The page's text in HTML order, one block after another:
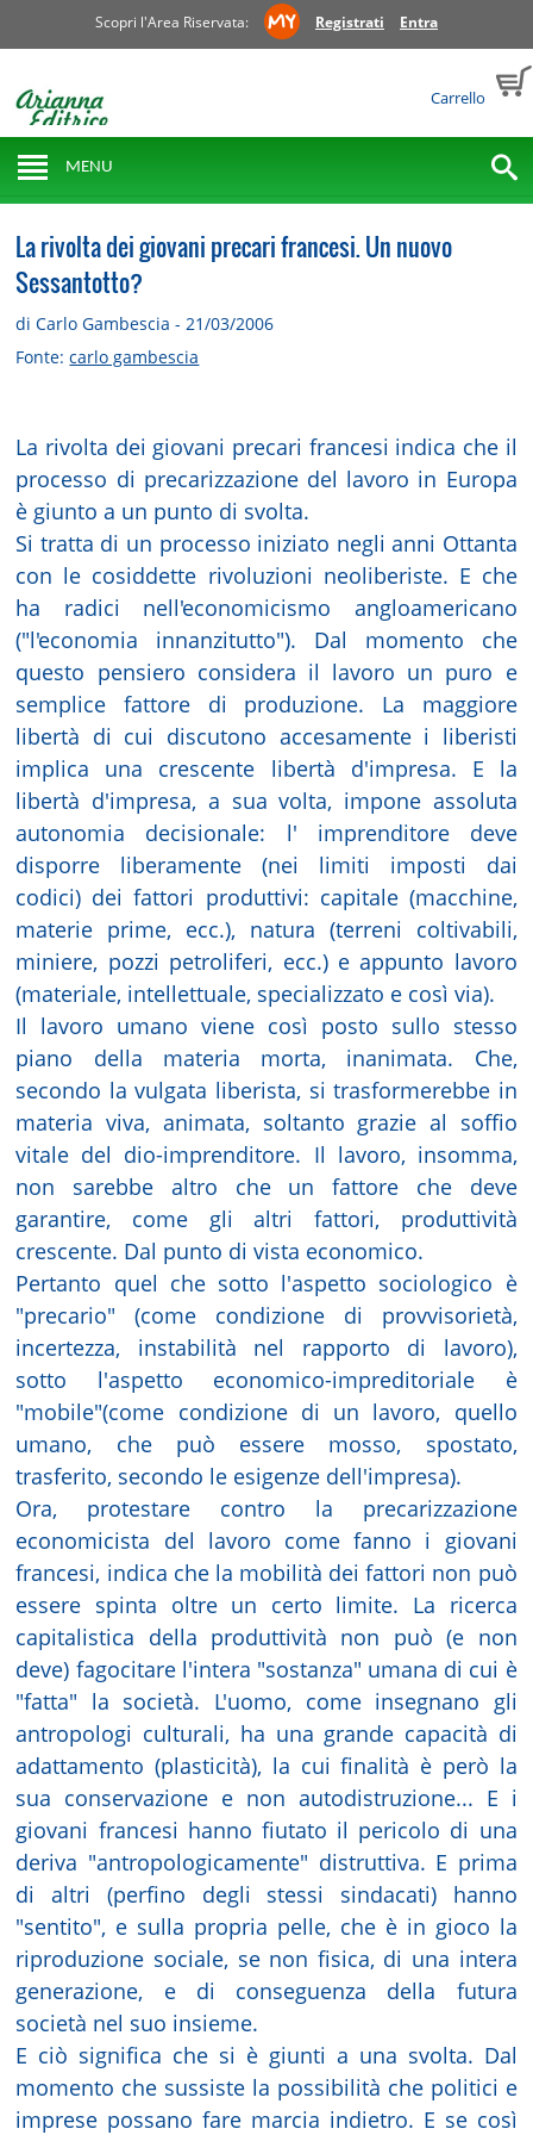
Scopri l'Area Riservata: Registrati Entra
Carrello
MENU
La rivolta dei giovani precari francesi. Un nuovo
Sessantotto?
di Carlo Gambescia - 21/03/2006
Fonte:carlo gambescia
La rivolta dei giovani precari francesi indica che il
processo di precarizzazione del lavoro in Europa
è giunto a un punto di svolta.
Si tratta di un processo iniziato negli anni Ottanta
con le cosiddette rivoluzioni neoliberiste. E che
ha radici nell'economicismo angloamericano
("l'economia innanzitutto"). Dal momento che
questo pensiero considera il lavoro un puro e
semplice fattore di produzione. La maggiore
libertà di cui discutono accesamente i liberisti
implica una crescente libertà d'impresa. E la
libertà d'impresa, a sua volta, impone assoluta
autonomia decisionale: l' imprenditore deve
disporre liberamente (nei limiti imposti dai
codici) dei fattori produttivi: capitale (macchine,
materie prime, ecc.), natura (terreni coltivabili,
miniere, pozzi petroliferi, ecc.) e appunto lavoro
(materiale, intellettuale, specializzato e così via).
Il lavoro umano viene così posto sullo stesso
piano della materia morta, inanimata. Che,
secondo la vulgata liberista, si trasformerebbe in
materia viva, animata, soltanto grazie al soffio
vitale del dio-imprenditore. Il lavoro, insomma,
non sarebbe altro che un fattore che deve
garantire, come gli altri fattori, produttività
crescente. Dal punto di vista economico.
Pertanto quel che sotto l'aspetto sociologico è
"precario" (come condizione di provvisorietà,
incertezza, instabilità nel rapporto di lavoro),
sotto l'aspetto economico-impreditoriale è
"mobile"(come condizione di un lavoro, quello
umano, che può essere mosso, spostato,
trasferito, secondo le esigenze dell'impresa).
Ora, protestare contro la precarizzazione
economicista del lavoro come fanno i giovani
francesi, indica che la mobilità dei fattori non può
essere spinta oltre un certo limite. La ricerca
capitalistica della produttività non può (e non
deve) fagocitare l'intera "sostanza" umana di cui è
"fatta" la società. L'uomo, come insegnano gli
antropologi culturali, ha una grande capacità di
adattamento (plasticità), la cui finalità è però la
sua conservazione e non autodistruzione... E i
giovani francesi hanno fiutato il pericolo di una
deriva "antropologicamente" distruttiva. E prima
di altri (perfino degli stessi sindacati) hanno
"sentito", e sulla propria pelle, che è in gioco la
riproduzione sociale, se non fisica, di una intera
generazione, e di conseguenza della futura
società nel suo insieme.
E ciò significa che si è giunti a una svolta. Dal
momento che sussiste la possibilità che politici e
imprese possano fare marcia indietro. E se così